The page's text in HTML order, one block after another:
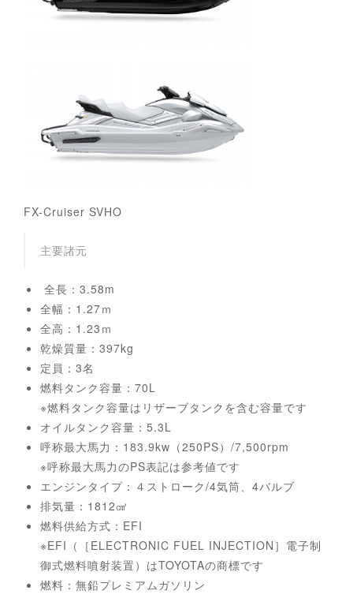
FX-Cruiser SVHO
主要諸元
全長：3.58m
全幅：1.27ｍ
全高：1.23ｍ
乾燥質量：397kg
定員：3名
燃料タンク容量：70L
※燃料タンク容量はリザーブタンクを含む容量です
オイルタンク容量：5.3L
呼称最大馬力：183.9kw（250PS）/7,500rpm
※呼称最大馬力のPS表記は参考値です
エンジンタイプ：４ストローク/4気筒、4バルブ
排気量：1812㎤
燃料供給方式：EFI
※EFI（［ELECTRONIC FUEL INJECTION］電子制
御式燃料噴射装置）はTOYOTAの商標です
燃料：無鉛プレミアムガソリン